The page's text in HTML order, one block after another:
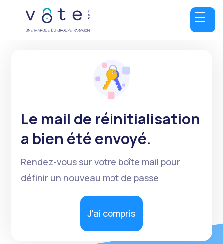
Le mail de réinitialisation
a bien été envoyé.
Rendez-vous sur votre boîte mail pour
définir un nouveau mot de passe
J'ai compris